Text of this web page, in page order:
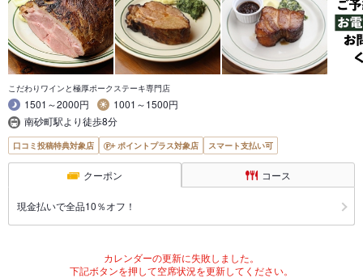
こだわりワインと極厚ポークステーキ専門店
1501～2000円
1001～1500円
南砂町駅より徒歩8分
口コミ投稿特典対象店 ポイントプラス対象店 スマート支払い可
クーポン コース
現金払いで全品10％オフ！
カレンダーの更新に失敗しました。
下記ボタンを押して空席状況を更新してください。